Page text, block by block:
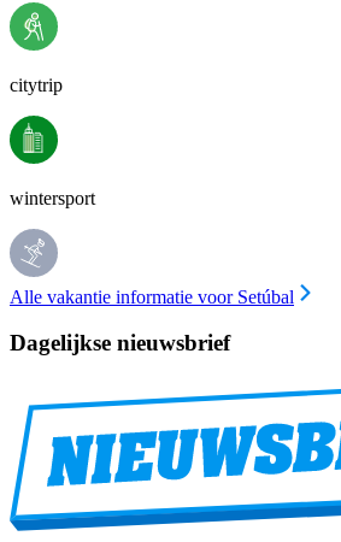
citytrip
wintersport
Alle vakantie informatie voor Setúbal
Dagelijkse nieuwsbrief